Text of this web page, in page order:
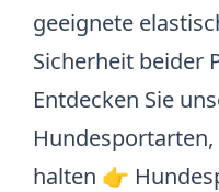
geeignete
Sicherheit beider
Entdecken Sie
halten 👉